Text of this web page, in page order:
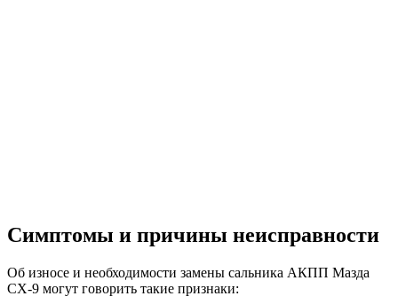
Симптомы и причины неисправности
Об износе и необходимости замены сальника АКПП Мазда
СХ-9 могут говорить такие признаки: